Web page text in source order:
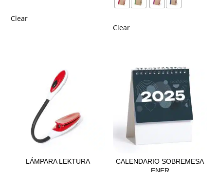
Clear
Clear
LÁMPARA LEKTURA
CALENDARIO SOBREMESA